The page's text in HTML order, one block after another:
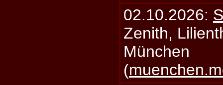
02.10.2026:
Zenith,
München
(